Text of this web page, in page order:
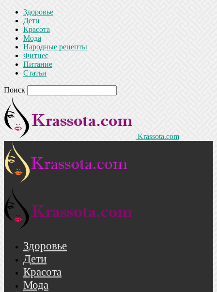
Здоровье
Дети
Красота
Мода
Народные рецепты
Фитнес
Питание
Статьи
Поиск
Krassota.com
Здоровье
Дети
Красота
Мода